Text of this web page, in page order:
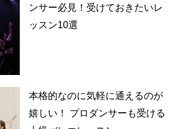
ンサー必見！受けておきたいレ
ッスン10選
本格的なのに気軽に通えるのが
嬉しい！ プロダンサーも受ける